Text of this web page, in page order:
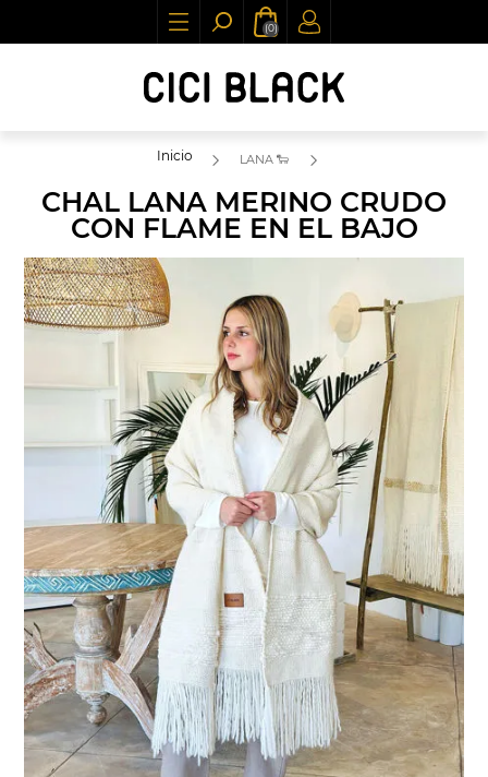
(0)
Inicio LANA 🐑
CHAL LANA MERINO CRUDO
CON FLAME EN EL BAJO